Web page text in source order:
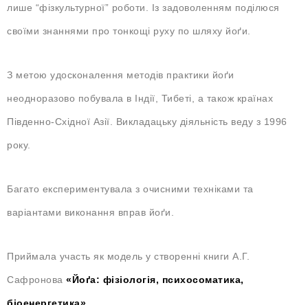
лише “фізкультурної” роботи. Із задоволенням поділюся
своїми знаннями про тонкощі руху по шляху йоґи.
З метою удосконалення методів практики йоґи
неодноразово побувала в Індії, Тибеті, а також країнах
Південно-Східної Азії. Викладацьку діяльність веду з 1996
року.
Багато експериментувала з очисними техніками та
варіантами виконання вправ йоґи.
Приймала участь як модель у створенні книги А.Г.
Сафронова «Йоґа: фізіологія, психосоматика,